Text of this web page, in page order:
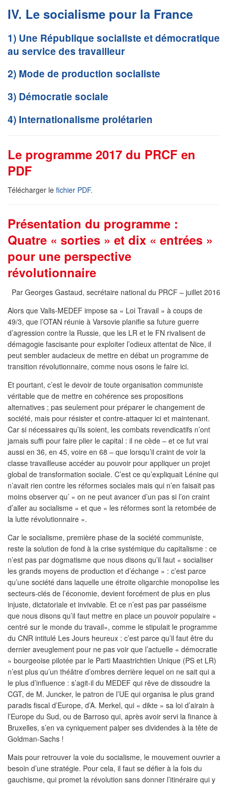
IV. Le socialisme pour la France
1) Une République socialiste et démocratique
au service des travailleur
2) Mode de production socialiste
3) Démocratie sociale
4) Internationalisme prolétarien
Le programme 2017 du PRCF en
PDF
Télécharger le fichier PDF.
Présentation du programme :
Quatre « sorties » et dix « entrées »
pour une perspective
révolutionnaire
Par Georges Gastaud, secrétaire national du PRCF – juillet 2016
Alors que Valls-MEDEF impose sa « Loi Travail » à coups de
49/3, que l’OTAN réunie à Varsovie planifie sa future guerre
d’agression contre la Russie, que les LR et le FN rivalisent de
démagogie fascisante pour exploiter l’odieux attentat de Nice, il
peut sembler audacieux de mettre en débat un programme de
transition révolutionnaire, comme nous osons le faire ici.
Et pourtant, c’est le devoir de toute organisation communiste
véritable que de mettre en cohérence ses propositions
alternatives ; pas seulement pour préparer le changement de
société, mais pour résister et contre-attaquer ici et maintenant.
Car si nécessaires qu’ils soient, les combats revendicatifs n’ont
jamais suffi pour faire plier le capital : il ne cède – et ce fut vrai
aussi en 36, en 45, voire en 68 – que lorsqu’il craint de voir la
classe travailleuse accéder au pouvoir pour appliquer un projet
global de transformation sociale. C’est ce qu’expliquait Lénine qui
n’avait rien contre les réformes sociales mais qui n’en faisait pas
moins observer qu’ « on ne peut avancer d’un pas si l’on craint
d’aller au socialisme » et que « les réformes sont la retombée de
la lutte révolutionnaire ».
Car le socialisme, première phase de la société communiste,
reste la solution de fond à la crise systémique du capitalisme : ce
n’est pas par dogmatisme que nous disons qu’il faut « socialiser
les grands moyens de production et d’échange » : c’est parce
qu’une société dans laquelle une étroite oligarchie monopolise les
secteurs-clés de l’économie, devient forcément de plus en plus
injuste, dictatoriale et invivable. Et ce n’est pas par passéisme
que nous disons qu’il faut mettre en place un pouvoir populaire «
centré sur le monde du travail», comme le stipulait le programme
du CNR intitulé Les Jours heureux : c’est parce qu’il faut être du
dernier aveuglement pour ne pas voir que l’actuelle « démocratie
» bourgeoise pilotée par le Parti Maastrichtien Unique (PS et LR)
n’est plus qu’un théâtre d’ombres derrière lequel on ne sait qui a
le plus d’influence : s’agit-il du MEDEF qui rêve de dissoudre la
CGT, de M. Juncker, le patron de l’UE qui organisa le plus grand
paradis fiscal d’Europe, d’A. Merkel, qui « dikte » sa loi d’airain à
l’Europe du Sud, ou de Barroso qui, après avoir servi la finance à
Bruxelles, s’en va cyniquement palper ses dividendes à la tête de
Goldman-Sachs !
Mais pour retrouver la voie du socialisme, le mouvement ouvrier a
besoin d’une stratégie. Pour cela, il faut se défier à la fois du
gauchisme, qui promet la révolution sans donner l’itinéraire qui y